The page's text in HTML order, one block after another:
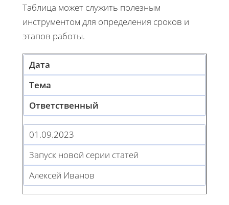
Таблица может служить полезным
инструментом для определения сроков и
этапов работы.
Дата
Тема
Ответственный
01.09.2023
Запуск новой серии статей
Алексей Иванов